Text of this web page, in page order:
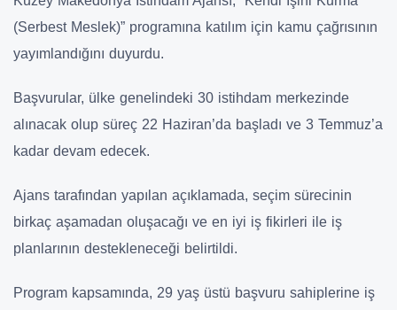
(Serbest Meslek)” programına katılım için kamu çağrısının
yayımlandığını duyurdu.
Başvurular, ülke genelindeki 30 istihdam merkezinde
alınacak olup süreç 22 Haziran’da başladı ve 3 Temmuz’a
kadar devam edecek.
Ajans tarafından yapılan açıklamada, seçim sürecinin
birkaç aşamadan oluşacağı ve en iyi iş fikirleri ile iş
planlarının destekleneceği belirtildi.
Program kapsamında, 29 yaş üstü başvuru sahiplerine iş